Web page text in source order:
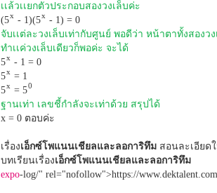
เเล้วเเยกตัวประกอบสองวงเล็บค่ะ
(5x - 1)(5x - 1) = 0
จับเเต่ละวงเล็บเท่ากับศูนย์ พอดีว่า หน้าตาทั้งสองว
ทำเเค่วงเล็บเดียวก็พอค่ะ จะได้
5x - 1 = 0
5x = 1
5x = 50
ฐานเท่า เลขชี้กำลังจะเท่าด้วย สรุปได้
x = 0 ตอบค่ะ
เรื่องเอ็กซ์โพแนนเชียลและลอการิทึมสอนละเอียด
บทเรียนเรื่องเอ็กซ์โพแนนเชียลและลอการิทึม
expo-log/" rel="nofollow">https://